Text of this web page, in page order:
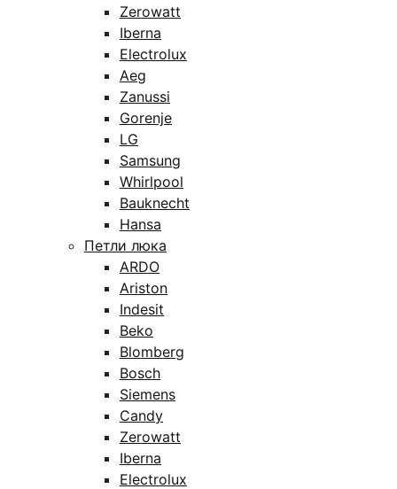
Zerowatt
Iberna
Electrolux
Aeg
Zanussi
Gorenje
LG
Samsung
Whirlpool
Bauknecht
Hansa
Петли люка
ARDO
Ariston
Indesit
Beko
Blomberg
Bosch
Siemens
Candy
Zerowatt
Iberna
Electrolux